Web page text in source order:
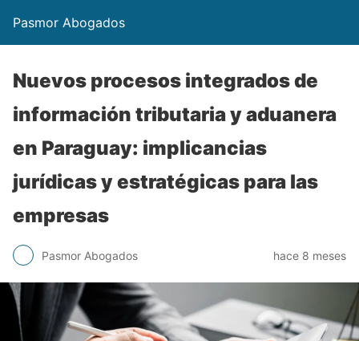
Pasmor Abogados
Nuevos procesos integrados de
información tributaria y aduanera
en Paraguay: implicancias
jurídicas y estratégicas para las
empresas
Pasmor Abogados hace 8 meses